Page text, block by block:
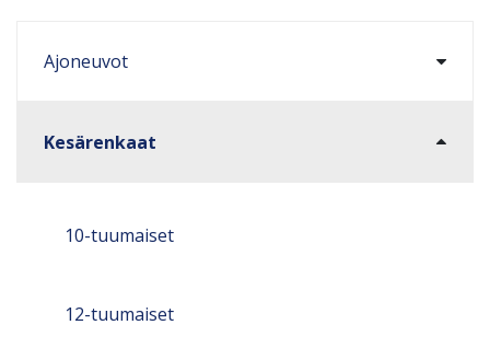
Ajoneuvot
Kesärenkaat
10-tuumaiset
12-tuumaiset